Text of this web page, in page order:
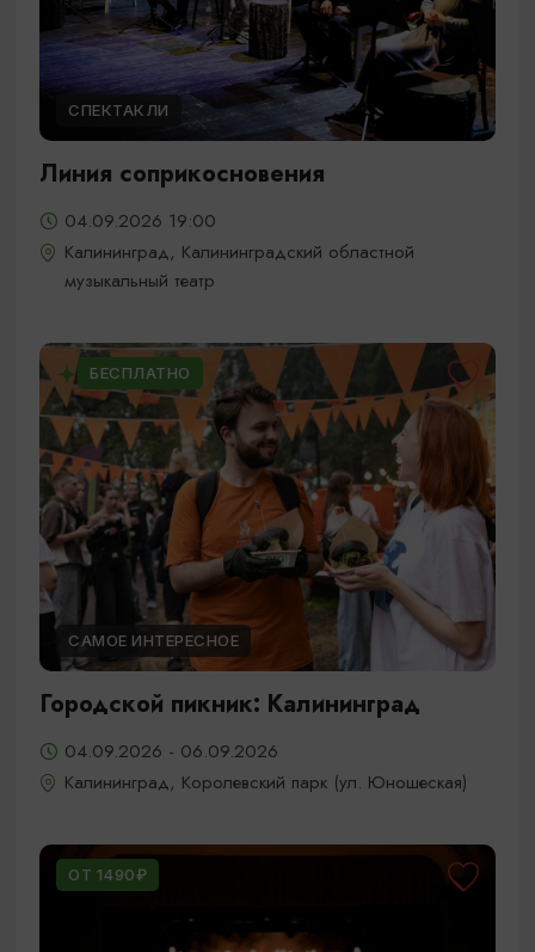
СПЕКТАКЛИ
Линия соприкосновения
04.09.2026 19:00
Калининград, Калининградский областной
музыкальный театр
БЕСПЛАТНО
САМОЕ ИНТЕРЕСНОЕ
Городской пикник: Калининград
04.09.2026 - 06.09.2026
Калининград, Королевский парк (ул. Юношеская)
ОТ 1490₽